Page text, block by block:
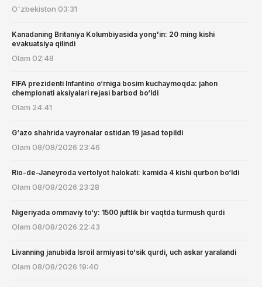
O'zbekiston 03:31
Kanadaning Britaniya Kolumbiyasida yong'in: 20 ming kishi
evakuatsiya qilindi
Olam 02:48
FIFA prezidenti Infantino o‘rniga bosim kuchaymoqda: jahon
chempionati aksiyalari rejasi barbod bo‘ldi
Olam 24:41
G‘azo shahrida vayronalar ostidan 19 jasad topildi
Olam 08/08/2026 23:46
Rio-de-Janeyroda vertolyot halokati: kamida 4 kishi qurbon bo‘ldi
Olam 08/08/2026 23:28
Nigeriyada ommaviy to‘y: 1500 juftlik bir vaqtda turmush qurdi
Olam 08/08/2026 22:43
Livanning janubida Isroil armiyasi to‘sik qurdi, uch askar yaralandi
Olam 08/08/2026 19:40